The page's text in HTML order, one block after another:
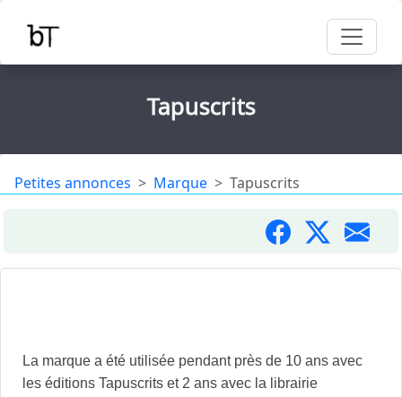
Tapuscrits
Petites annonces Marque Tapuscrits
La marque a été utilisée pendant près de 10 ans avec
les éditions Tapuscrits et 2 ans avec la librairie